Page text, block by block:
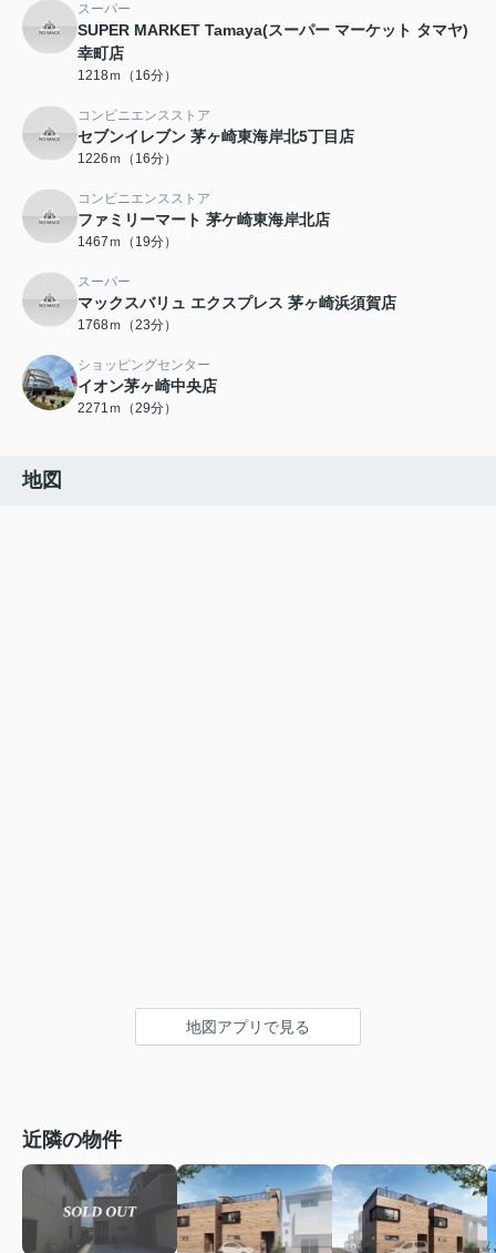
スーパー
SUPER MARKET Tamaya(スーパー マーケット タマヤ)
幸町店
1218ｍ（16分）
コンビニエンスストア
セブンイレブン 茅ヶ崎東海岸北5丁目店
1226ｍ（16分）
コンビニエンスストア
ファミリーマート 茅ケ崎東海岸北店
1467ｍ（19分）
スーパー
マックスバリュ エクスプレス 茅ヶ崎浜須賀店
1768ｍ（23分）
ショッピングセンター
イオン茅ヶ崎中央店
2271ｍ（29分）
地図
地図アプリで見る
近隣の物件